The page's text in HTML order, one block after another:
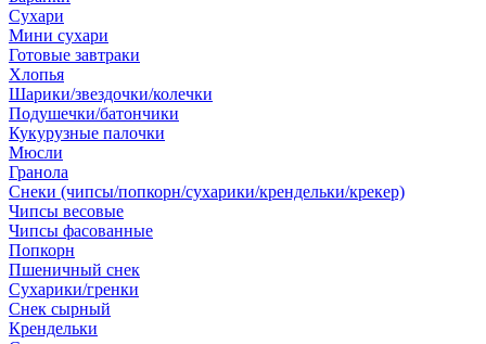
Сухари
Мини сухари
Готовые завтраки
Хлопья
Шарики/звездочки/колечки
Подушечки/батончики
Кукурузные палочки
Мюсли
Гранола
Снеки (чипсы/попкорн/сухарики/крендельки/крекер)
Чипсы весовые
Чипсы фасованные
Попкорн
Пшеничный снек
Сухарики/гренки
Снек сырный
Крендельки